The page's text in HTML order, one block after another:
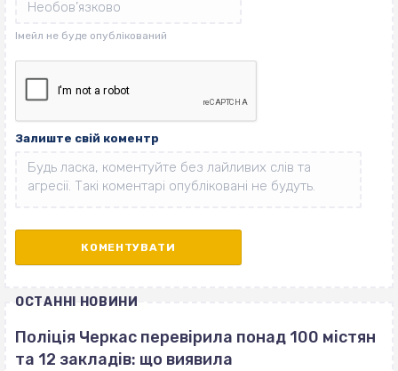
Залиште свій коментр
ОСТАННІ НОВИНИ
Поліція Черкас перевірила понад 100 містян
та 12 закладів: що виявила